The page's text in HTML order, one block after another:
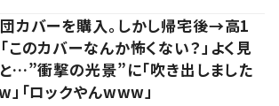
カバーを購入。しかし帰宅後→高1
このカバーなんか怖くない？」よく見
…”衝撃の光景”に「吹き出しました
」「ロックやんwww」